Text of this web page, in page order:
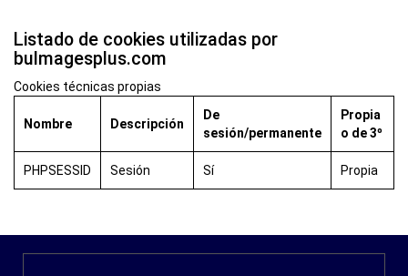
Listado de cookies utilizadas por
bulmagesplus.com
Cookies técnicas propias
Nombre Descripción
De
sesión/permanente
Propia
o de 3º
PHPSESSID Sesión Sí Propia